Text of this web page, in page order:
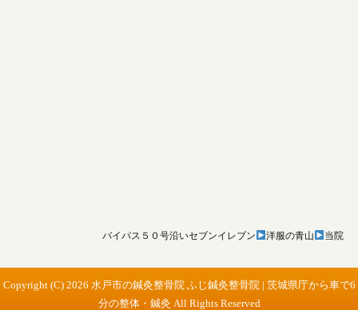
バイパス５０号沿いセブンイレブン 洋服の青山 当院
Copyright (C) 2026 水戸市の鍼灸整骨院 ふじ鍼灸整骨院 | 茨城県庁から車で6
分の整体・鍼灸 All Rights Reserved